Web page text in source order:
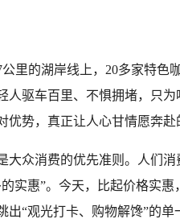
里的湖岸线上，20多家特色
人驱车百里、不惧拥堵，只
优势，真正让人心甘情愿奔赴
大众消费的优先准则。人们
实惠”。今天，比起价格实
出“观光打卡、购物解馋”的